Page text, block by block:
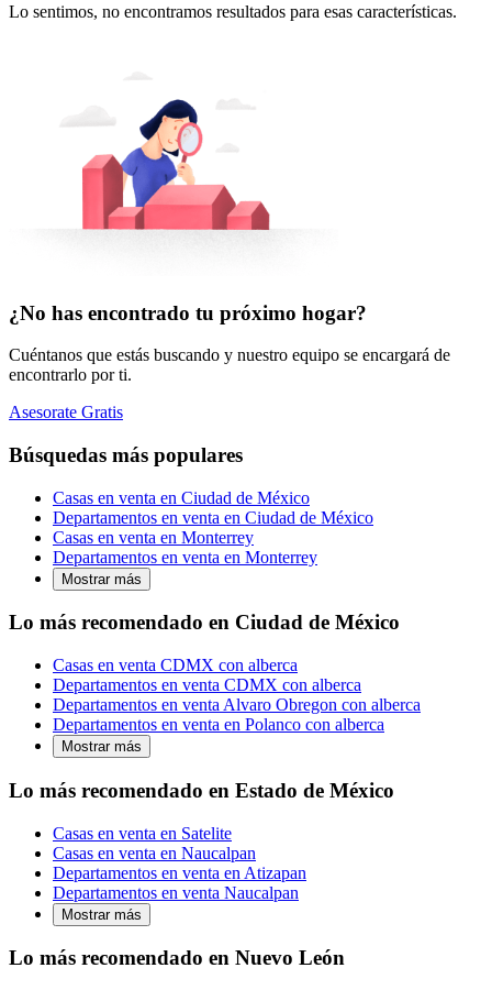
Lo sentimos, no encontramos resultados para esas características.
¿No has encontrado tu próximo hogar?
Cuéntanos que estás buscando y nuestro equipo se encargará de
encontrarlo por ti.
Asesorate Gratis
Búsquedas más populares
Casas en venta en Ciudad de México
Departamentos en venta en Ciudad de México
Casas en venta en Monterrey
Departamentos en venta en Monterrey
Mostrar más
Lo más recomendado en Ciudad de México
Casas en venta CDMX con alberca
Departamentos en venta CDMX con alberca
Departamentos en venta Alvaro Obregon con alberca
Departamentos en venta en Polanco con alberca
Mostrar más
Lo más recomendado en Estado de México
Casas en venta en Satelite
Casas en venta en Naucalpan
Departamentos en venta en Atizapan
Departamentos en venta Naucalpan
Mostrar más
Lo más recomendado en Nuevo León